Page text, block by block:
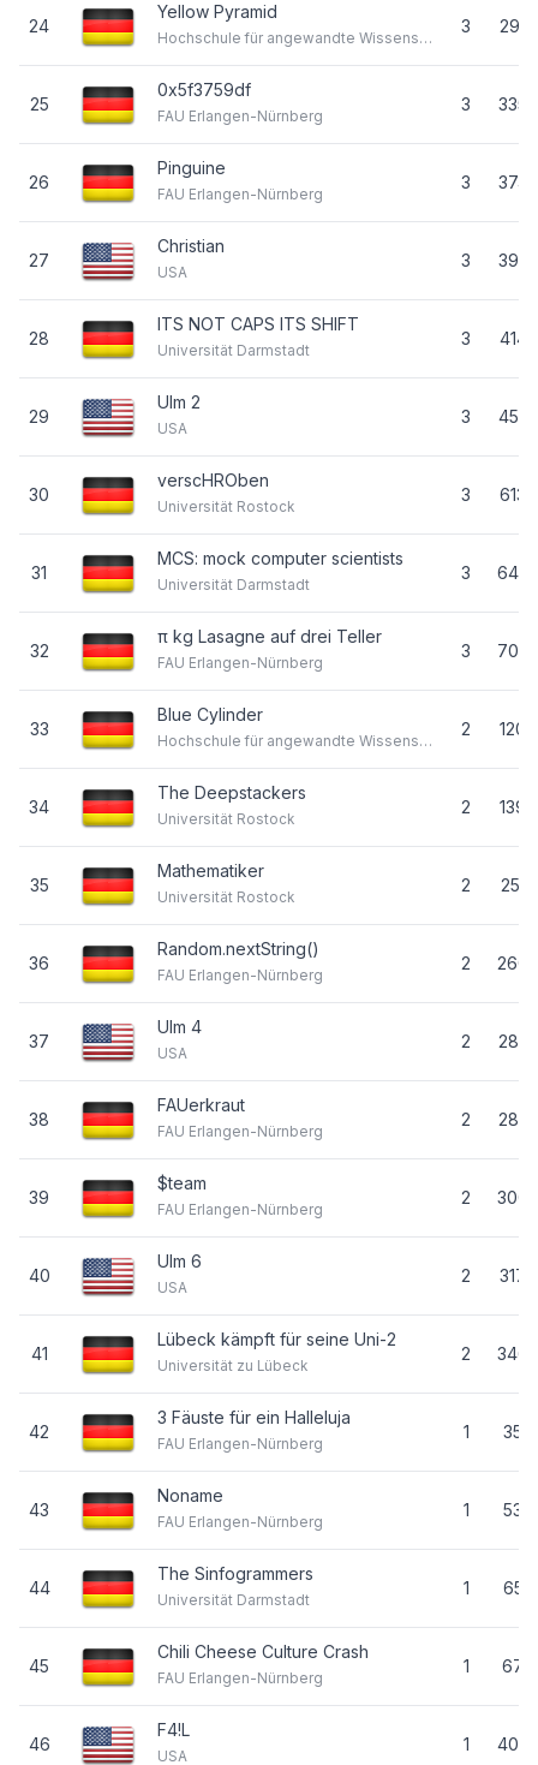
24
Yellow Pyramid
Hochschule für angewandte Wissenschaften München
3 291
25
0x5f3759df
FAU Erlangen-Nürnberg
3 335
26
Pinguine
FAU Erlangen-Nürnberg
3 374
27
Christian
USA
3 395
28
ITS NOT CAPS ITS SHIFT
Universität Darmstadt
3 414
29
Ulm 2
USA
3 453
30
verscHROben
Universität Rostock
3 613
31
MCS: mock computer scientists
Universität Darmstadt
3 649
32
π kg Lasagne auf drei Teller
FAU Erlangen-Nürnberg
3 700
33
Blue Cylinder
Hochschule für angewandte Wissenschaften München
2 120
34
The Deepstackers
Universität Rostock
2 139
35
Mathematiker
Universität Rostock
2 251
36
Random.nextString()
FAU Erlangen-Nürnberg
2 260
37
Ulm 4
USA
2 283
38
FAUerkraut
FAU Erlangen-Nürnberg
2 283
39
$team
FAU Erlangen-Nürnberg
2 300
40
Ulm 6
USA
2 317
41
Lübeck kämpft für seine Uni-2
Universität zu Lübeck
2 346
42
3 Fäuste für ein Halleluja
FAU Erlangen-Nürnberg
1 35
43
Noname
FAU Erlangen-Nürnberg
1 53
44
The Sinfogrammers
Universität Darmstadt
1 65
45
Chili Cheese Culture Crash
FAU Erlangen-Nürnberg
1 67
46
F4!L
USA
1 403